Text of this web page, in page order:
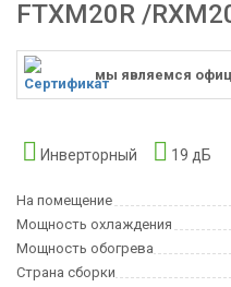
FTXM20R /
мы являемся
Инверторный 19 дБ
На помещение
Мощность охлаждения
Мощность обогрева
Страна сборки